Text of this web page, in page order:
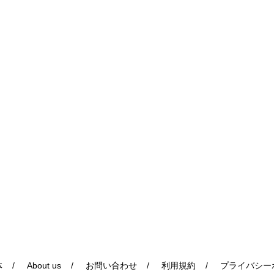
About us お問い合わせ 利用規約 プライバシー